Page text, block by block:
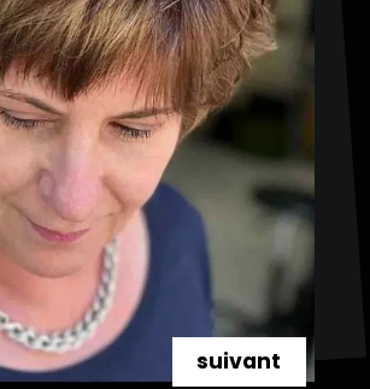
suivant